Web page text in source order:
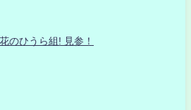
のひうら組! 見参！